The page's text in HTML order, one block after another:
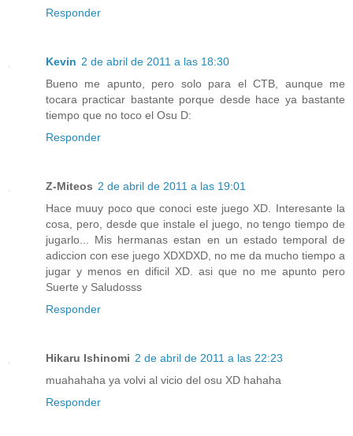
Responder
Kevin 2 de abril de 2011 a las 18:30
Bueno me apunto, pero solo para el CTB, aunque me
tocara practicar bastante porque desde hace ya bastante
tiempo que no toco el Osu D:
Responder
Z-Miteos 2 de abril de 2011 a las 19:01
Hace muuy poco que conoci este juego XD. Interesante la
cosa, pero, desde que instale el juego, no tengo tiempo de
jugarlo... Mis hermanas estan en un estado temporal de
adiccion con ese juego XDXDXD, no me da mucho tiempo a
jugar y menos en dificil XD. asi que no me apunto pero
Suerte y Saludosss
Responder
Hikaru Ishinomi 2 de abril de 2011 a las 22:23
muahahaha ya volvi al vicio del osu XD hahaha
Responder